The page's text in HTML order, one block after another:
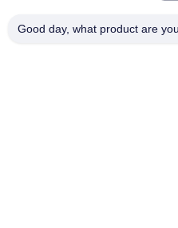
จีน คุณภาพดี รางม่านอลูมิเนียม
Good day, what product are